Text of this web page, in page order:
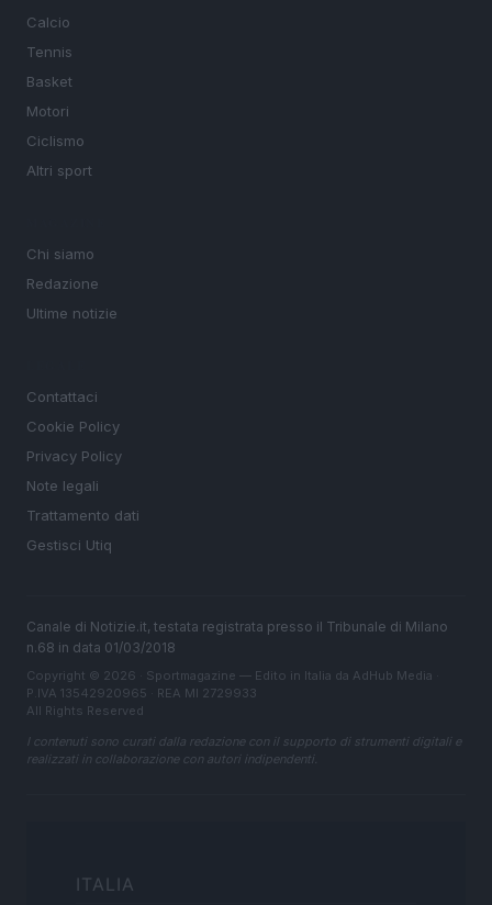
Calcio
Tennis
Basket
Motori
Ciclismo
Altri sport
Chi siamo
Redazione
Ultime notizie
Contattaci
Cookie Policy
Privacy Policy
Note legali
Trattamento dati
Gestisci Utiq
Canale di Notizie.it, testata registrata presso il Tribunale di Milano
n.68 in data 01/03/2018
Copyright © 2026 · Sportmagazine — Edito in Italia da AdHub Media
P.IVA 13542920965 · REA MI 2729933
All Rights Reserved
I contenuti sono curati dalla redazione con il supporto di strumenti digitali e
realizzati in collaborazione con autori indipendenti.
ITALIA